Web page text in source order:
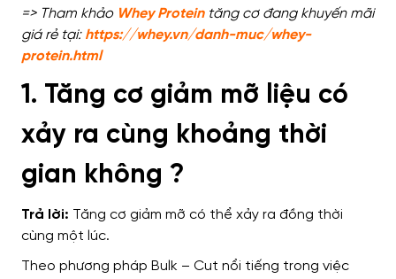
=> Tham khảo Whey Proteintăng cơ đang khuyến mãi
giá rẻ tại: https://whey.vn/danh-muc/whey-
protein.html
1. Tăng cơ giảm mỡ liệu có
xảy ra cùng khoảng thời
gian không ?
Trả lời: Tăng cơ giảm mỡ có thể xảy ra đồng thời
cùng một lúc.
Theo phương pháp Bulk – Cut nổi tiếng trong việc